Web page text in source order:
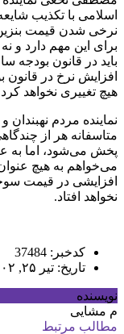
اسلامی با تکذیب
نرخی شدن قیمت
برای این مهم دارد و
باید در قانون بودجه
افزایش نرخ در
هیچ تغییری نخواهد
نماینده مردم
متاسفانه هر از
پخش می‌شود، اما به
می‌خواهم به هیچ عنوان
نخواهد افتاد.
کدخبر: 37484
تاریخ: تیر ۲۵, ۱۴۰۲
نویسنده
م مشایی
مطالب مرتبط